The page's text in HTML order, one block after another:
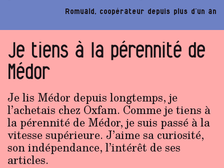
Romuald, coopérateur depuis plus d’un an
Je tiens à la pérennité de
Médor
Je lis Médor depuis longtemps, je
l’achetais chez Oxfam. Comme je tiens à
la pérennité de Médor, je suis passé à la
vitesse supérieure. J’aime sa curiosité,
son indépendance, l’intérêt de ses
articles.